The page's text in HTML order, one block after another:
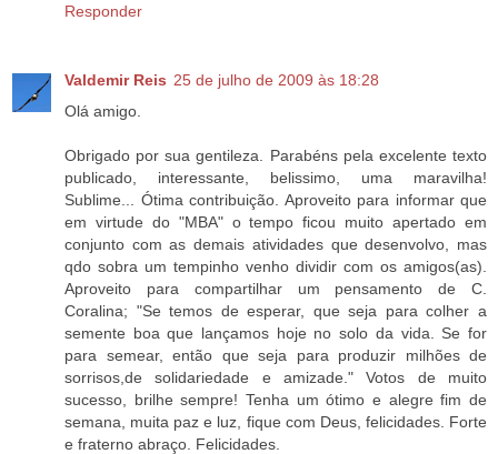
Responder
Valdemir Reis 25 de julho de 2009 às 18:28
Olá amigo.
Obrigado por sua gentileza. Parabéns pela excelente texto
publicado, interessante, belissimo, uma maravilha!
Sublime... Ótima contribuição. Aproveito para informar que
em virtude do "MBA" o tempo ficou muito apertado em
conjunto com as demais atividades que desenvolvo, mas
qdo sobra um tempinho venho dividir com os amigos(as).
Aproveito para compartilhar um pensamento de C.
Coralina; "Se temos de esperar, que seja para colher a
semente boa que lançamos hoje no solo da vida. Se for
para semear, então que seja para produzir milhões de
sorrisos,de solidariedade e amizade." Votos de muito
sucesso, brilhe sempre! Tenha um ótimo e alegre fim de
semana, muita paz e luz, fique com Deus, felicidades. Forte
e fraterno abraço. Felicidades.